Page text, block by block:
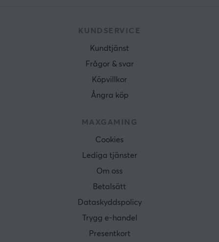
KUNDSERVICE
Kundtjänst
Frågor & svar
Köpvillkor
Ångra köp
MAXGAMING
Cookies
Lediga tjänster
Om oss
Betalsätt
Dataskyddspolicy
Trygg e-handel
Presentkort